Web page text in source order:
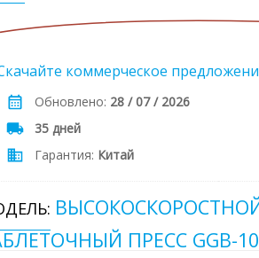
коммерческое
Обновлено: 28 / 07 / 2026
35 дней
Гарантия: Китай
ПРЕСС GGB-10